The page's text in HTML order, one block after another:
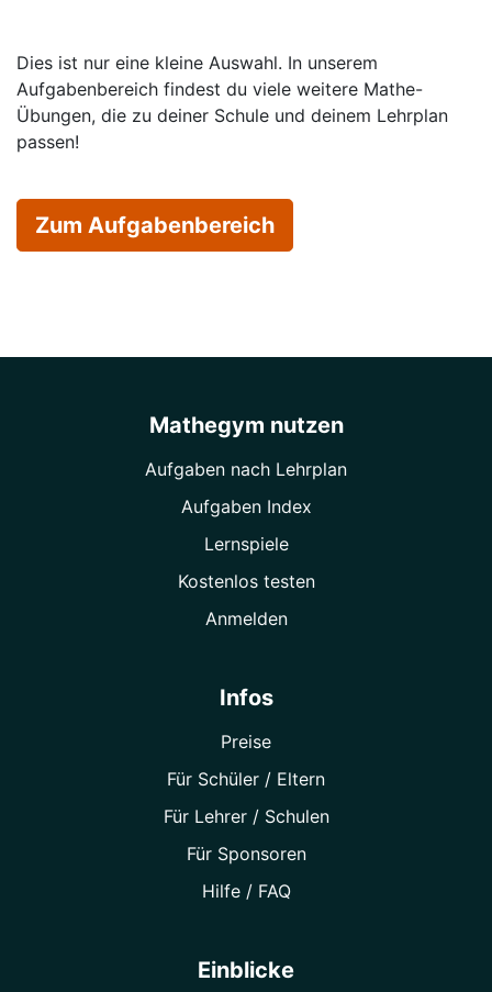
Dies ist nur eine kleine Auswahl. In unserem
Aufgabenbereich findest du viele weitere Mathe-
Übungen, die zu deiner Schule und deinem Lehrplan
passen!
Zum Aufgabenbereich
Mathegym nutzen
Aufgaben nach Lehrplan
Aufgaben Index
Lernspiele
Kostenlos testen
Anmelden
Infos
Preise
Für Schüler / Eltern
Für Lehrer / Schulen
Für Sponsoren
Hilfe / FAQ
Einblicke